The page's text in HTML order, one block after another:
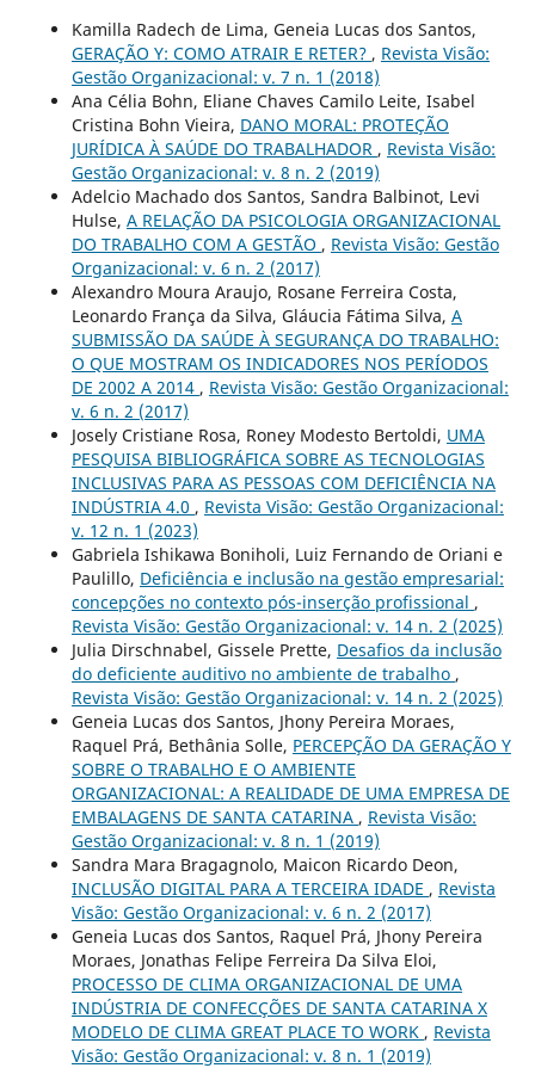
Kamilla Radech de Lima, Geneia Lucas dos Santos,
GERAÇÃO Y: COMO ATRAIR E RETER? , Revista Visão:
Gestão Organizacional: v. 7 n. 1 (2018)
Ana Célia Bohn, Eliane Chaves Camilo Leite, Isabel
Cristina Bohn Vieira, DANO MORAL: PROTEÇÃO
JURÍDICA À SAÚDE DO TRABALHADOR , Revista Visão:
Gestão Organizacional: v. 8 n. 2 (2019)
Adelcio Machado dos Santos, Sandra Balbinot, Levi
Hulse, A RELAÇÃO DA PSICOLOGIA ORGANIZACIONAL
DO TRABALHO COM A GESTÃO , Revista Visão: Gestão
Organizacional: v. 6 n. 2 (2017)
Alexandro Moura Araujo, Rosane Ferreira Costa,
Leonardo França da Silva, Gláucia Fátima Silva, A
SUBMISSÃO DA SAÚDE À SEGURANÇA DO TRABALHO:
O QUE MOSTRAM OS INDICADORES NOS PERÍODOS
DE 2002 A 2014 , Revista Visão: Gestão Organizacional:
v. 6 n. 2 (2017)
Josely Cristiane Rosa, Roney Modesto Bertoldi, UMA
PESQUISA BIBLIOGRÁFICA SOBRE AS TECNOLOGIAS
INCLUSIVAS PARA AS PESSOAS COM DEFICIÊNCIA NA
INDÚSTRIA 4.0 , Revista Visão: Gestão Organizacional:
v. 12 n. 1 (2023)
Gabriela Ishikawa Boniholi, Luiz Fernando de Oriani e
Paulillo, Deficiência e inclusão na gestão empresarial:
concepções no contexto pós-inserção profissional ,
Revista Visão: Gestão Organizacional: v. 14 n. 2 (2025)
Julia Dirschnabel, Gissele Prette, Desafios da inclusão
do deficiente auditivo no ambiente de trabalho ,
Revista Visão: Gestão Organizacional: v. 14 n. 2 (2025)
Geneia Lucas dos Santos, Jhony Pereira Moraes,
Raquel Prá, Bethânia Solle, PERCEPÇÃO DA GERAÇÃO Y
SOBRE O TRABALHO E O AMBIENTE
ORGANIZACIONAL: A REALIDADE DE UMA EMPRESA DE
EMBALAGENS DE SANTA CATARINA , Revista Visão:
Gestão Organizacional: v. 8 n. 1 (2019)
Sandra Mara Bragagnolo, Maicon Ricardo Deon,
INCLUSÃO DIGITAL PARA A TERCEIRA IDADE , Revista
Visão: Gestão Organizacional: v. 6 n. 2 (2017)
Geneia Lucas dos Santos, Raquel Prá, Jhony Pereira
Moraes, Jonathas Felipe Ferreira Da Silva Eloi,
PROCESSO DE CLIMA ORGANIZACIONAL DE UMA
INDÚSTRIA DE CONFECÇÕES DE SANTA CATARINA X
MODELO DE CLIMA GREAT PLACE TO WORK , Revista
Visão: Gestão Organizacional: v. 8 n. 1 (2019)